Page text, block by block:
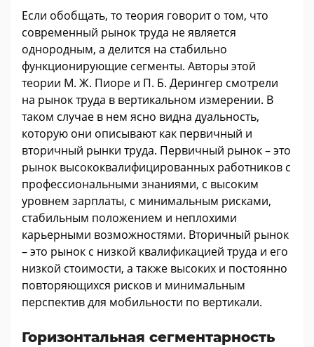
Если обобщать, то теория говорит о том, что
современный рынок труда не является
однородным, а делится на стабильно
функционирующие сегменты. Авторы этой
теории М. Ж. Пиоре и П. Б. Дерингер смотрели
на рынок труда в вертикальном измерении. В
таком случае в нем ясно видна дуальность,
которую они описывают как первичный и
вторичный рынки труда. Первичный рынок – это
рынок высококвалифицированных работников с
профессиональными знаниями, с высоким
уровнем зарплаты, с минимальным рисками,
стабильным положением и неплохими
карьерными возможностями. Вторичный рынок
– это рынок с низкой квалификацией труда и его
низкой стоимости, а также высоких и постоянно
повторяющихся рисков и минимальным
перспектив для мобильности по вертикали.
Горизонтальная сегментарность